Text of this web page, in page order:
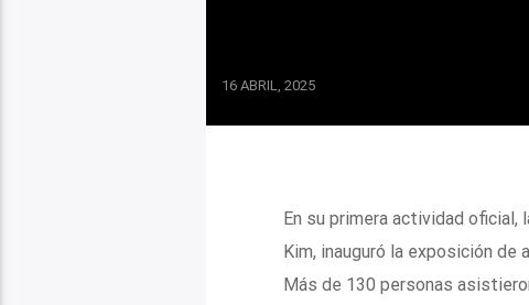
16 ABRIL, 2025
En su primera actividad oficial,
Kim, inauguró la exposición de
Más de 130 personas